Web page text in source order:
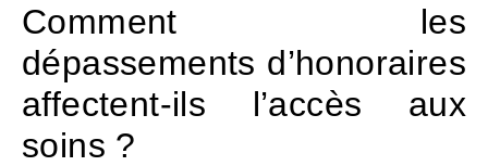
Comment les
dépassements d’honoraires
affectent-ils l’accès aux
soins ?